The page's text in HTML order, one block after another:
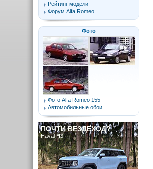
Рейтинг модели
Форум Alfa Romeo
Фото
Фото Alfa Romeo 155
Автомобильные обои
ПОЧТИ ВЕЗДЕХОД?
Haval H3